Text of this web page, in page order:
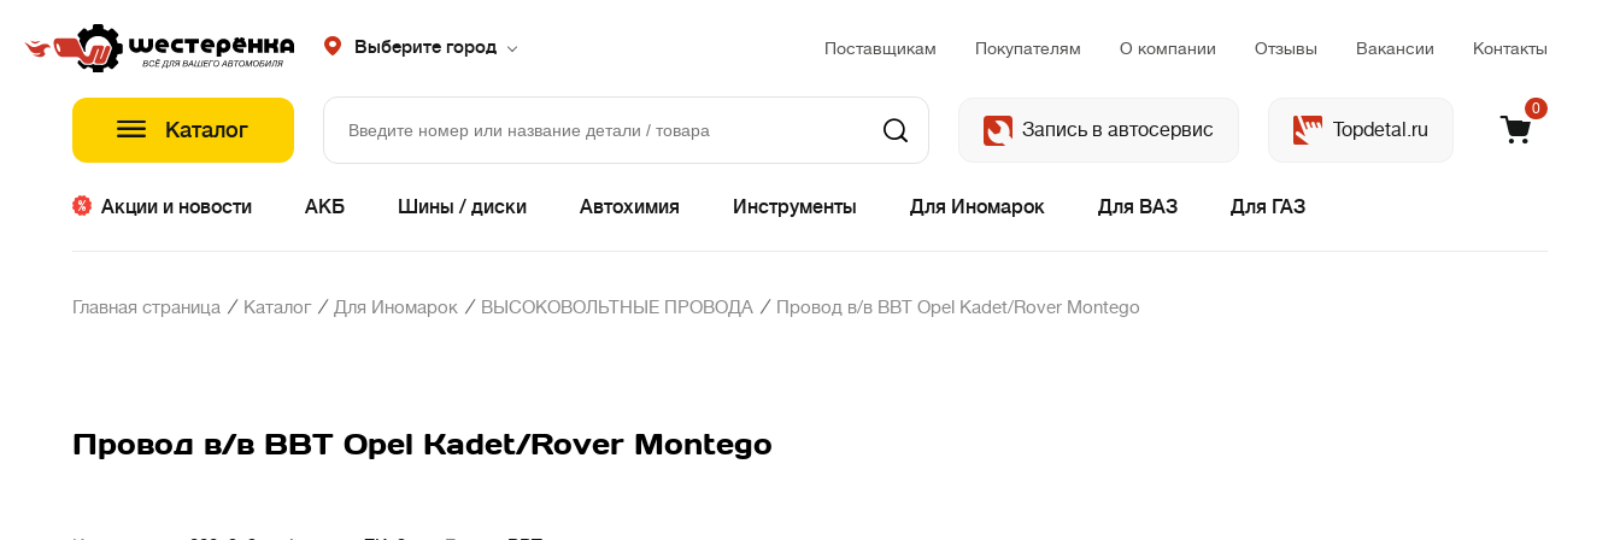
Выберите город Поставщикам Покупателям О компании Отзывы Вакансии Контакты
Каталог Запись в автосервис Topdetal.ru
0
Акции и новости АКБ Шины / диски Автохимия Инструменты Для Иномарок Для ВАЗ Для ГАЗ
Главная страница / Каталог / Для Иномарок / ВЫСОКОВОЛЬТНЫЕ ПРОВОДА / Провод в/в BBT Opel Kadet/Rover Montego
Провод в/в BBT Opel Kadet/Rover Montego